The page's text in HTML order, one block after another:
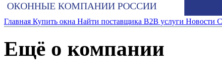
ОКОННЫЕ КОМПАНИИ РОССИИ
Главная Купить окна Найти поставщика B2B услуги Новости
Ещё о компании